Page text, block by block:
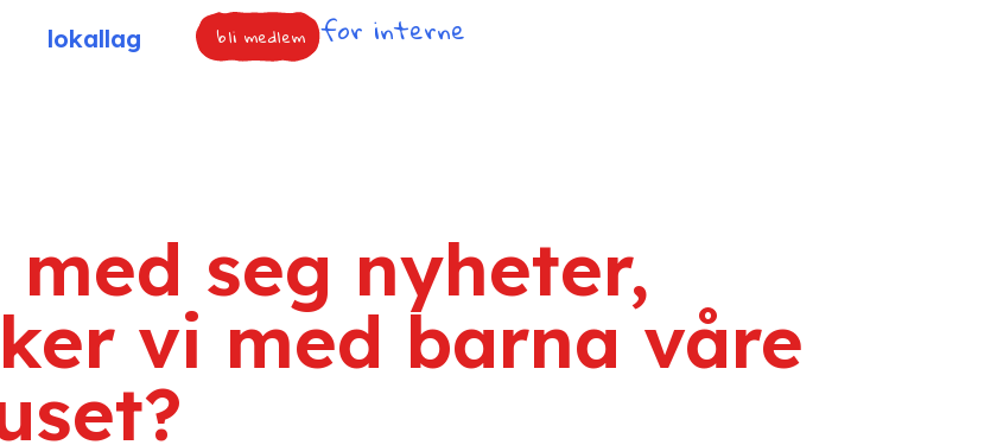
lokallag bli medlem for interne
seg nyheter,
vi med barna våre